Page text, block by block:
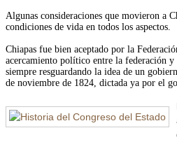
Algunas consideraciones que movieron a
condiciones de vida en todos los aspectos.
Chiapas fue bien aceptado por la
acercamiento político entre la federación y
siempre resguardando la idea de un
de noviembre de 1824, dictada ya por el